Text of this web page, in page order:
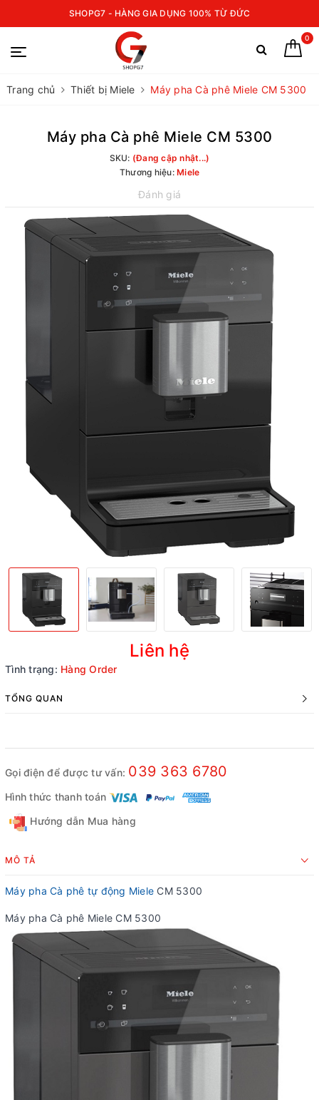
SHOPG7 - HÀNG GIA DỤNG 100% TỪ ĐỨC
0
Trang chủ Thiết bị Miele Máy pha Cà phê Miele CM 5300
Máy pha Cà phê Miele CM 5300
SKU: (Đang cập nhật...)
Thương hiệu: Miele
Đánh giá
Liên hệ
Tình trạng: Hàng Order
TỔNG QUAN
Gọi điện để được tư vấn: 039 363 6780
Hình thức thanh toán
Hướng dẫn Mua hàng
MÔ TẢ
Máy pha Cà phê tự động Miele CM 5300
Máy pha Cà phê Miele CM 5300